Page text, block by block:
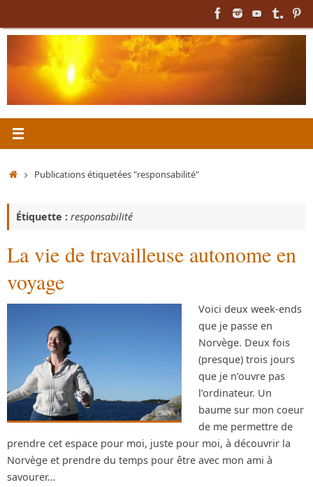
au
AccueilPublications étiquetées "responsabilité"
Étiquette : responsabilité
La vie de travailleuse autonome en
voyage
Voici deux week-ends
que je passe en
Norvège. Deux fois
(presque) trois jours
que je n’ouvre pas
l’ordinateur. Un
baume sur mon coeur
de me permettre de
prendre cet espace pour moi, juste pour moi, à découvrir la
Norvège et prendre du temps pour être avec mon ami à
savourer…